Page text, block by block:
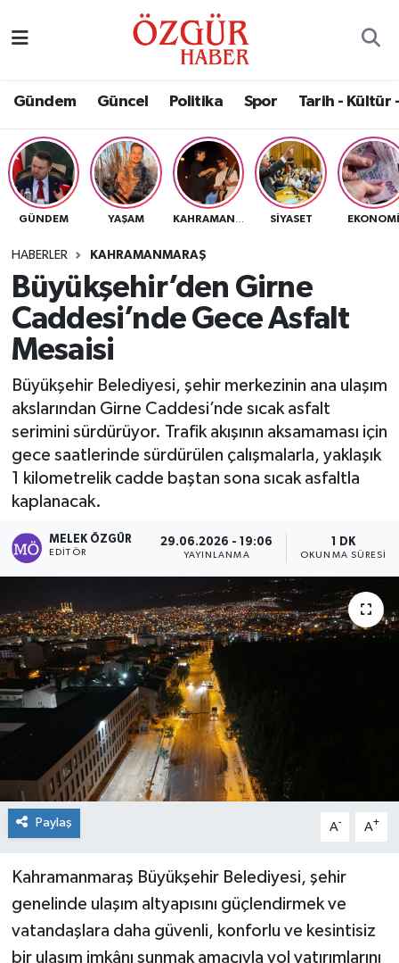
Gündem Güncel Politika Spor Tarih - Kültür
GÜNDEM YAŞAM SIYASET EKONOMI
HABERLER KAHRAMANMARAŞ
Büyükşehir’den Girne
Caddesi’nde Gece Asfalt
Mesaisi
Büyükşehir Belediyesi, şehir merkezinin ana ulaşım
akslarından Girne Caddesi’nde sıcak asfalt
serimini sürdürüyor. Trafik akışının aksamaması için
gece saatlerinde sürdürülen çalışmalarla, yaklaşık
1 kilometrelik cadde baştan sona sıcak asfaltla
kaplanacak.
MELEK ÖZGÜR
EDITÖR
29.06.2026 - 19:06
YAYINLANMA
1 DK
OKUNMA SÜRESI
Paylaş A- A+
Kahramanmaraş Büyükşehir Belediyesi, şehir
genelinde ulaşım altyapısını güçlendirmek ve
vatandaşlara daha güvenli, konforlu ve kesintisiz
bir ulaşım imkânı sunmak amacıyla yol yatırımlarını
Eğitim
Ekonomi
Güncel
Gündem
Magazin
Politika
Sağlık
Spor
Nöbetçi Eczaneler
Namaz Vakitleri
Trafik Durumu
Süper Lig Puan Durumu ve Fikstür
Tüm Manşetler
Son Dakika Haberleri
Haber Arşivi